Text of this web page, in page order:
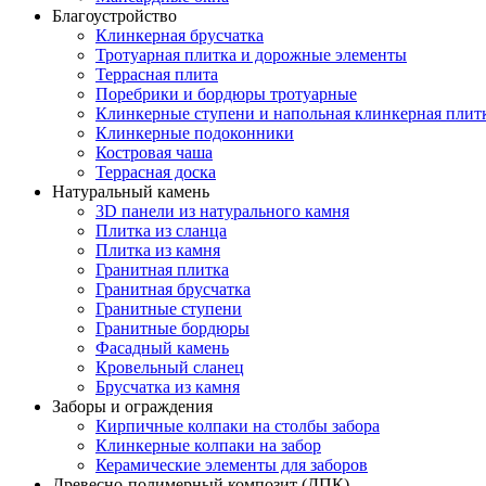
Благоустройство
Клинкерная брусчатка
Тротуарная плитка и дорожные элементы
Террасная плита
Поребрики и бордюры тротуарные
Клинкерные ступени и напольная клинкерная
Клинкерные подоконники
Костровая чаша
Террасная доска
Натуральный камень
3D панели из натурального камня
Плитка из сланца
Плитка из камня
Гранитная плитка
Гранитная брусчатка
Гранитные ступени
Гранитные бордюры
Фасадный камень
Кровельный сланец
Брусчатка из камня
Заборы и ограждения
Кирпичные колпаки на столбы забора
Клинкерные колпаки на забор
Керамические элементы для заборов